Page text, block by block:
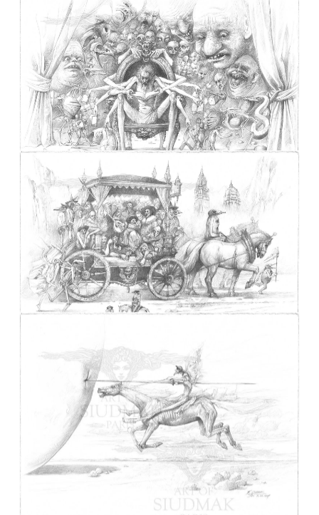
Don Quichotte entouré par les héros de ses livres
Don Quichotte Les comédiens